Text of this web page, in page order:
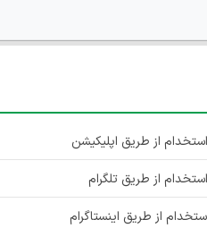
از طریق اپلیکیشن
از طریق تلگرام
از طریق اینستاگرام